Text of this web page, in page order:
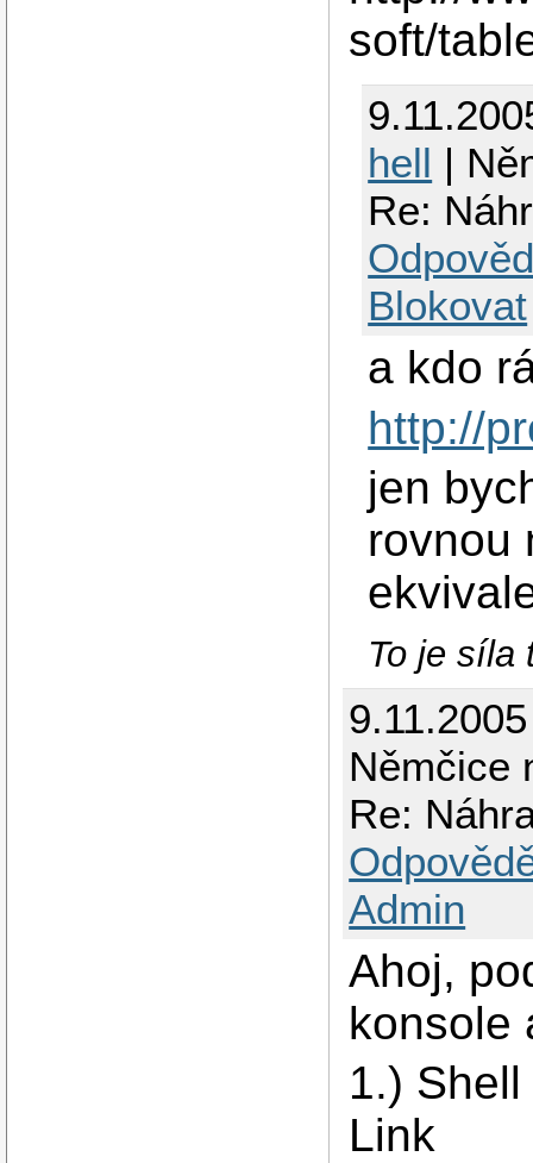
soft/
hell |
Re:
Blokovat
a kdo
http://
jen
rovnou
To je síla
Němčice
Re:
Admin
Ahoj,
konsole
1.)
Link